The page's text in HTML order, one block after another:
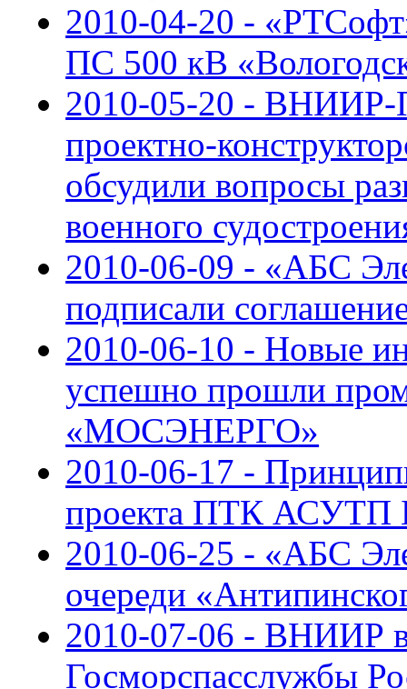
2010-04-20 -
ПС 500 кВ
2010-05-20 - ВНИИР-
проектно-
обсудили вопросы
военного
2010-06-09 - «АБС
подписали
2010-06-10 - Новые
успешно прошли
«МОСЭНЕРГО»
2010-06-17 -
проекта ПТК АСУТП
2010-06-25 - «АБС
очереди
2010-07-06 - ВНИИР
Госморспасслужбы